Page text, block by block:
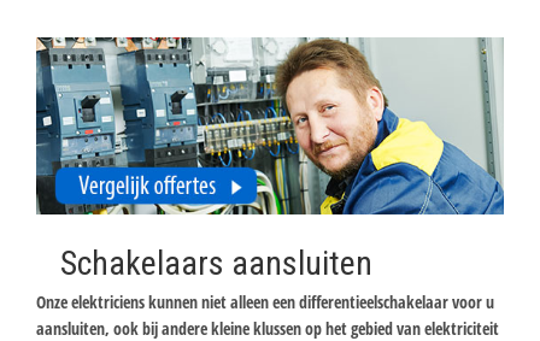
Schakelaars aansluiten
Onze elektriciens kunnen niet alleen een differentieelschakelaar voor u
aansluiten, ook bij andere kleine klussen op het gebied van elektriciteit